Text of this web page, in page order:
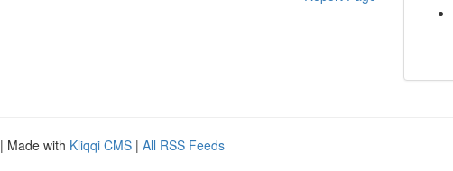
| Made with Kliqqi CMS | All RSS Feeds